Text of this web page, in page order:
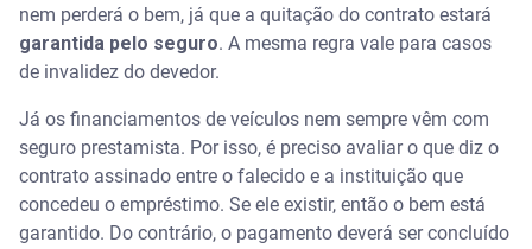
nem perderá o bem, já que a quitação do contrato estará
garantida pelo seguro. A mesma regra vale para casos
de invalidez do devedor.
Já os financiamentos de veículos nem sempre vêm com
seguro prestamista. Por isso, é preciso avaliar o que diz o
contrato assinado entre o falecido e a instituição que
concedeu o empréstimo. Se ele existir, então o bem está
garantido. Do contrário, o pagamento deverá ser concluído